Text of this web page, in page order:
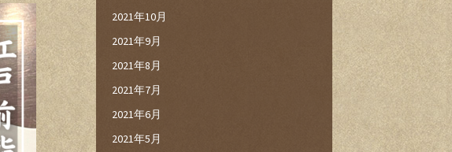
2021年10月
2021年9月
2021年8月
2021年7月
2021年6月
2021年5月